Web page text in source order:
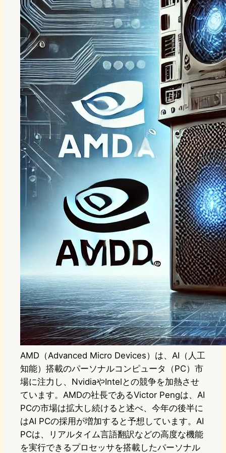
AMD（Advanced Micro Devices）は、AI（人工
知能）搭載のパーソナルコンピュータ（PC）市
場に注力し、NvidiaやIntelとの競争を加熱させ
ています。AMDの社長であるVictor Pengは、AI
PCの市場は拡大し続けると述べ、今年の後半に
はAI PCの採用が増加すると予想しています。AI
PCは、リアルタイム言語翻訳などの高度な機能
を実行できるプロセッサを搭載したパーソナル